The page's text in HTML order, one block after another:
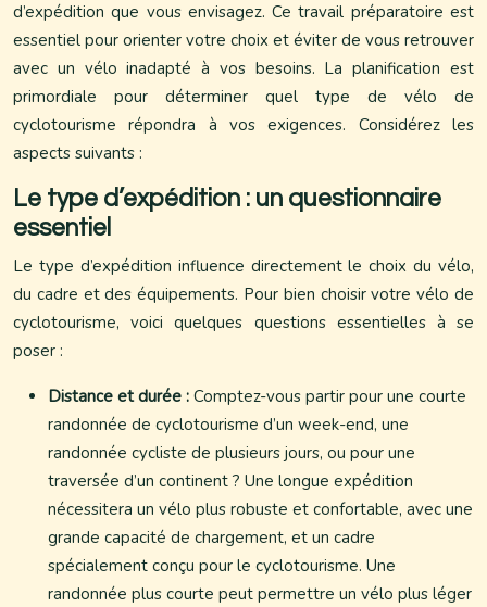
d’expédition que vous envisagez. Ce travail préparatoire est
essentiel pour orienter votre choix et éviter de vous retrouver
avec un vélo inadapté à vos besoins. La planification est
primordiale pour déterminer quel type de vélo de
cyclotourisme répondra à vos exigences. Considérez les
aspects suivants :
Le type d’expédition : un questionnaire
essentiel
Le type d’expédition influence directement le choix du vélo,
du cadre et des équipements. Pour bien choisir votre vélo de
cyclotourisme, voici quelques questions essentielles à se
poser :
Distance et durée : Comptez-vous partir pour une courte
randonnée de cyclotourisme d’un week-end, une
randonnée cycliste de plusieurs jours, ou pour une
traversée d’un continent ? Une longue expédition
nécessitera un vélo plus robuste et confortable, avec une
grande capacité de chargement, et un cadre
spécialement conçu pour le cyclotourisme. Une
randonnée plus courte peut permettre un vélo plus léger